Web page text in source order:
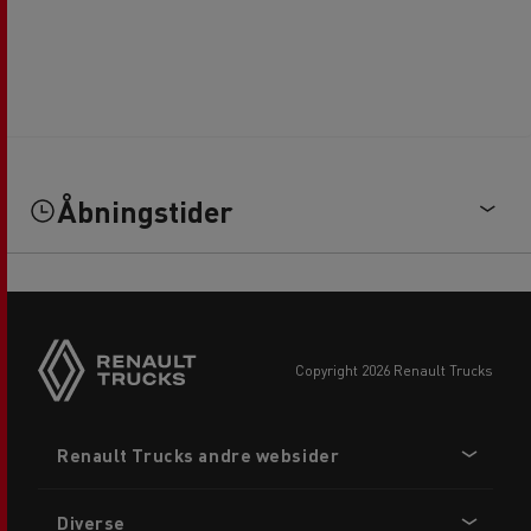
Åbningstider
copyright 2026 Renault Trucks
menu
Renault Trucks andre websider
Diverse